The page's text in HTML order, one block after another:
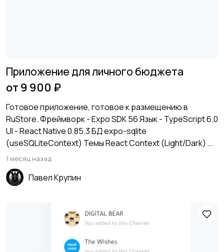
Приложение для личного бюджета
от 9 900 ₽
Готовое приложение, готовое к размещению в
RuStore. Фреймворк - Expo SDK 56 Язык - TypeScript 6.0
UI - React Native 0.85.3 БД expo-sqlite
(useSQLiteContext) Темы React Context (Light/Dark) ...
1 месяц назад
Павел Крупин